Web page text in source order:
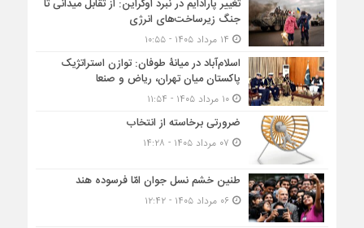
تغییر پارادایم در نبرد اوکراین: از تقابل میدانی تا
جنگ زیرساخت‌های انرژی
اسلام‌آباد در میانۀ طوفان: توازن استراتژیک
پاکستان میان تهران، ریاض و صنعا
۱۰ مرداد ۱۴۰۵ - ۱۱:۵۴
ضرورتی برخاسته از انتخاب
طنین خشم نسل جوان امّا فرسوده هند
۰۶ مرداد ۱۴۰۵ - ۱۲:۴۲